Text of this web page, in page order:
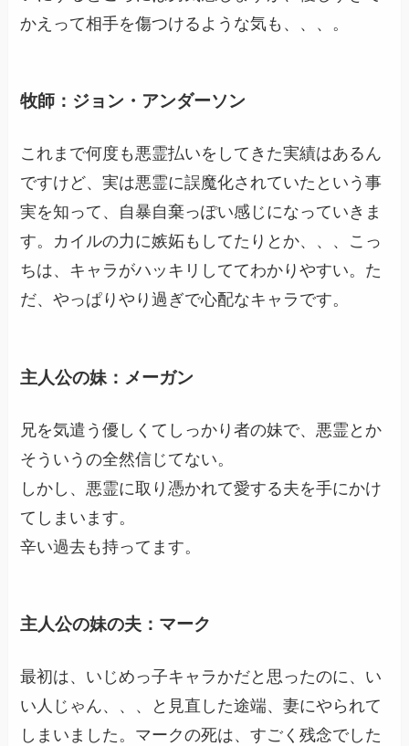
かえって相手を傷つけるような気も、、、。
牧師：ジョン・アンダーソン
これまで何度も悪霊払いをしてきた実績はあるん
ですけど、実は悪霊に誤魔化されていたという事
実を知って、自暴自棄っぽい感じになっていきま
す。カイルの力に嫉妬もしてたりとか、、、こっ
ちは、キャラがハッキリしててわかりやすい。た
だ、やっぱりやり過ぎで心配なキャラです。
主人公の妹：メーガン
兄を気遣う優しくてしっかり者の妹で、悪霊とか
そういうの全然信じてない。
しかし、悪霊に取り憑かれて愛する夫を手にかけ
てしまいます。
辛い過去も持ってます。
主人公の妹の夫：マーク
最初は、いじめっ子キャラかだと思ったのに、い
い人じゃん、、、と見直した途端、妻にやられて
しまいました。マークの死は、すごく残念でした